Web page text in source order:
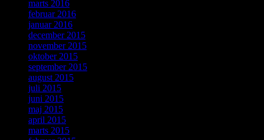
marts 2016
februar 2016
januar 2016
december 2015
november 2015
oktober 2015
september 2015
august 2015
juli 2015
juni 2015
maj 2015
april 2015
marts 2015